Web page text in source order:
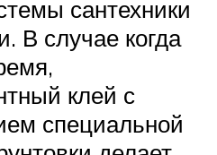
сантехники
В случае когда
клей с
специальной